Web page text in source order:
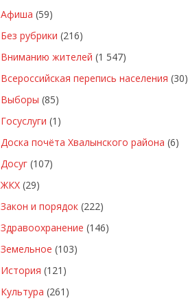
Афиша (59)
Без рубрики (216)
Вниманию жителей (1 547)
Всероссийская перепись населения (30)
Выборы (85)
Госуслуги (1)
Доска почёта Хвалынского района (6)
Досуг (107)
ЖКХ (29)
Закон и порядок (222)
Здравоохранение (146)
Земельное (103)
История (121)
Культура (261)